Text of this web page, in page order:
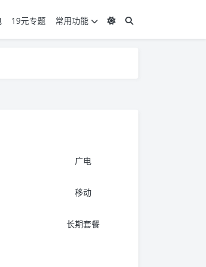
19元专题
常用功能
广电
移动
长期套餐